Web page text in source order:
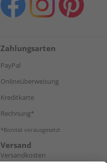
Zahlungsarten
PayPal
Onlineüberweisung
Kreditkarte
Rechnung*
*Bonität vorausgesetzt
Versand
Versandkosten